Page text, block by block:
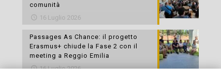
comunità
16 Luglio 2026
Passages As Chance: il progetto
Erasmus+ chiude la Fase 2 con il
meeting a Reggio Emilia
16 Luglio 2026